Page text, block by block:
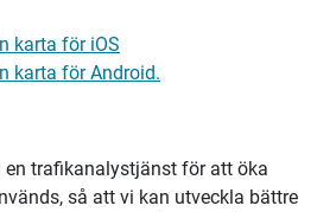
karta för iOS
karta för Android.
en trafikanalystjänst för att öka
så att vi kan utveckla bättre